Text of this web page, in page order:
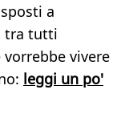
a
tra tutti
vivere
leggi un po'